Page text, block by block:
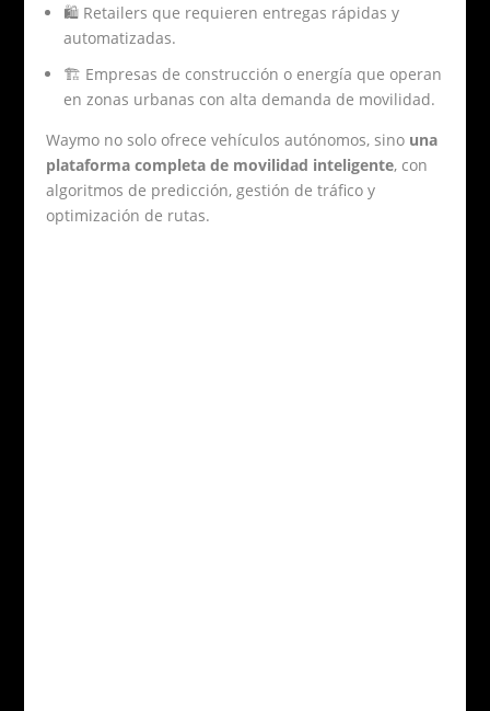
🛍️ Retailers que requieren entregas rápidas y
automatizadas.
🏗️ Empresas de construcción o energía que operan
en zonas urbanas con alta demanda de movilidad.
Waymo no solo ofrece vehículos autónomos, sino una
plataforma completa de movilidad inteligente, con
algoritmos de predicción, gestión de tráfico y
optimización de rutas.